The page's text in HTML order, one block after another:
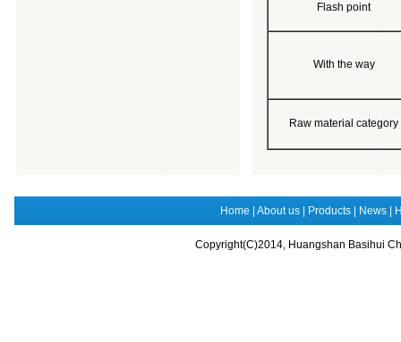
Flash point
With the way
Raw material category
Home About us Products News
Copyright(C)2014, Huangshan Basihui